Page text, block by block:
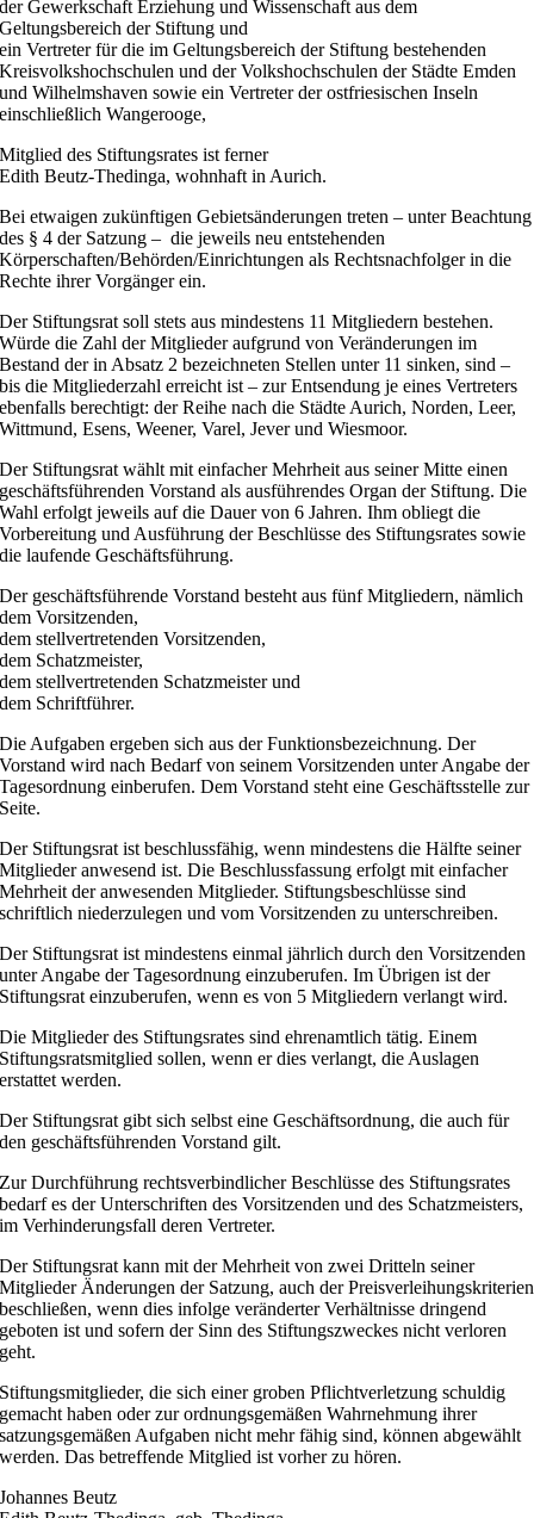
der Gewerkschaft Erziehung und Wissenschaft aus dem
Geltungsbereich der Stiftung und
ein Vertreter für die im Geltungsbereich der Stiftung bestehenden
Kreisvolkshochschulen und der Volkshochschulen der Städte Emden
und Wilhelmshaven sowie ein Vertreter der ostfriesischen Inseln
einschließlich Wangerooge,
Mitglied des Stiftungsrates ist ferner
Edith Beutz-Thedinga, wohnhaft in Aurich.
Bei etwaigen zukünftigen Gebietsänderungen treten – unter Beachtung
des § 4 der Satzung – die jeweils neu entstehenden
Körperschaften/Behörden/Einrichtungen als Rechtsnachfolger in die
Rechte ihrer Vorgänger ein.
Der Stiftungsrat soll stets aus mindestens 11 Mitgliedern bestehen.
Würde die Zahl der Mitglieder aufgrund von Veränderungen im
Bestand der in Absatz 2 bezeichneten Stellen unter 11 sinken, sind –
bis die Mitgliederzahl erreicht ist – zur Entsendung je eines Vertreters
ebenfalls berechtigt: der Reihe nach die Städte Aurich, Norden, Leer,
Wittmund, Esens, Weener, Varel, Jever und Wiesmoor.
Der Stiftungsrat wählt mit einfacher Mehrheit aus seiner Mitte einen
geschäftsführenden Vorstand als ausführendes Organ der Stiftung. Die
Wahl erfolgt jeweils auf die Dauer von 6 Jahren. Ihm obliegt die
Vorbereitung und Ausführung der Beschlüsse des Stiftungsrates sowie
die laufende Geschäftsführung.
Der geschäftsführende Vorstand besteht aus fünf Mitgliedern, nämlich
dem Vorsitzenden,
dem stellvertretenden Vorsitzenden,
dem Schatzmeister,
dem stellvertretenden Schatzmeister und
dem Schriftführer.
Die Aufgaben ergeben sich aus der Funktionsbezeichnung. Der
Vorstand wird nach Bedarf von seinem Vorsitzenden unter Angabe der
Tagesordnung einberufen. Dem Vorstand steht eine Geschäftsstelle zur
Seite.
Der Stiftungsrat ist beschlussfähig, wenn mindestens die Hälfte seiner
Mitglieder anwesend ist. Die Beschlussfassung erfolgt mit einfacher
Mehrheit der anwesenden Mitglieder. Stiftungsbeschlüsse sind
schriftlich niederzulegen und vom Vorsitzenden zu unterschreiben.
Der Stiftungsrat ist mindestens einmal jährlich durch den Vorsitzenden
unter Angabe der Tagesordnung einzuberufen. Im Übrigen ist der
Stiftungsrat einzuberufen, wenn es von 5 Mitgliedern verlangt wird.
Die Mitglieder des Stiftungsrates sind ehrenamtlich tätig. Einem
Stiftungsratsmitglied sollen, wenn er dies verlangt, die Auslagen
erstattet werden.
Der Stiftungsrat gibt sich selbst eine Geschäftsordnung, die auch für
den geschäftsführenden Vorstand gilt.
Zur Durchführung rechtsverbindlicher Beschlüsse des Stiftungsrates
bedarf es der Unterschriften des Vorsitzenden und des Schatzmeisters,
im Verhinderungsfall deren Vertreter.
Der Stiftungsrat kann mit der Mehrheit von zwei Dritteln seiner
Mitglieder Änderungen der Satzung, auch der Preisverleihungskriterien
beschließen, wenn dies infolge veränderter Verhältnisse dringend
geboten ist und sofern der Sinn des Stiftungszweckes nicht verloren
geht.
Stiftungsmitglieder, die sich einer groben Pflichtverletzung schuldig
gemacht haben oder zur ordnungsgemäßen Wahrnehmung ihrer
satzungsgemäßen Aufgaben nicht mehr fähig sind, können abgewählt
werden. Das betreffende Mitglied ist vorher zu hören.
Johannes Beutz